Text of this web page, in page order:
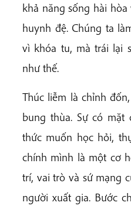
khả năng sống hài
huynh đệ. Chúng ta
vì khóa tu, mà trái lại
như thế.
Thúc liễm là chỉnh
bung thùa. Sự có
thức muốn học hỏi,
chính mình là một cơ
trí, vai trò và sứ mạng
người xuất gia. Bước